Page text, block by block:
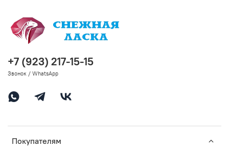
Покупателям
+7 (923) 217-15-15
Звонок / WhatsApp